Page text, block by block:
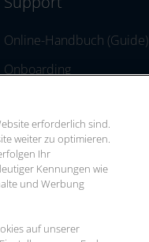
Online-Handbuch (Guide)
Onboarding
Changelog / Release Notes
API Dokumentation
2‑Faktor-Athentifizierung
erforderlich sind.
weiter zu optimieren.
Ihr
Kennungen wie
und Werbung
auf unserer